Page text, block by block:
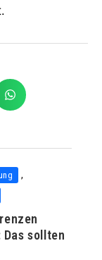
,
sollten